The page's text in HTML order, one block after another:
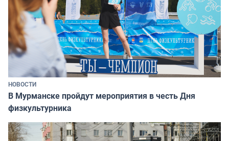
НОВОСТИ
В Мурманске пройдут мероприятия в честь Дня
физкультурника